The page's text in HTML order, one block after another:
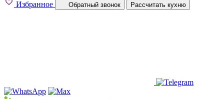
Избранное
Обратный звонок Рассчитать кухню